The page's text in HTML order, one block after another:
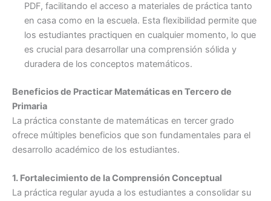
PDF, facilitando el acceso a materiales de práctica tanto
en casa como en la escuela. Esta flexibilidad permite que
los estudiantes practiquen en cualquier momento, lo que
es crucial para desarrollar una comprensión sólida y
duradera de los conceptos matemáticos.
Beneficios de Practicar Matemáticas en Tercero de
Primaria
La práctica constante de matemáticas en tercer grado
ofrece múltiples beneficios que son fundamentales para el
desarrollo académico de los estudiantes.
1. Fortalecimiento de la Comprensión Conceptual
La práctica regular ayuda a los estudiantes a consolidar su